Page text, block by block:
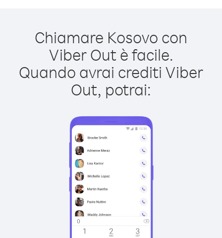
Chiamare Kosovo con
Viber Out è facile.
Quando avrai crediti Viber
Out, potrai: